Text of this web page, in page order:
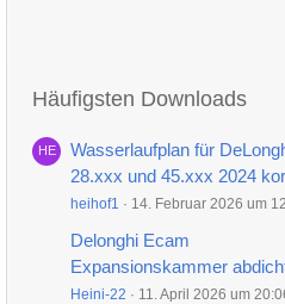
Häufigsten Downloads
Wasserlaufplan für
28.xxx und 45.xxx 2024
heihof1 14. Februar 2026 um
Delonghi Ecam
Expansionskammer
Heini-22 11. April 2026 um